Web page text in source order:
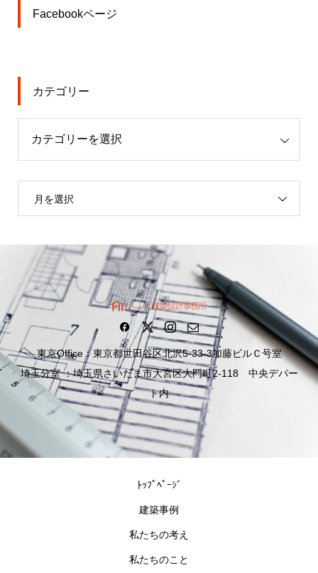
Facebookページ
カテゴリー
月を選択
東京Office：東京都世田谷区北沢5-33-3加藤ビルＣ号室
埼玉分室 ：埼玉県さいたま市大宮区大門町2-118 中央デパー
ト内
ﾄｯﾌﾟﾍﾟｰｼﾞ
建築事例
私たちの考え
私たちのこと